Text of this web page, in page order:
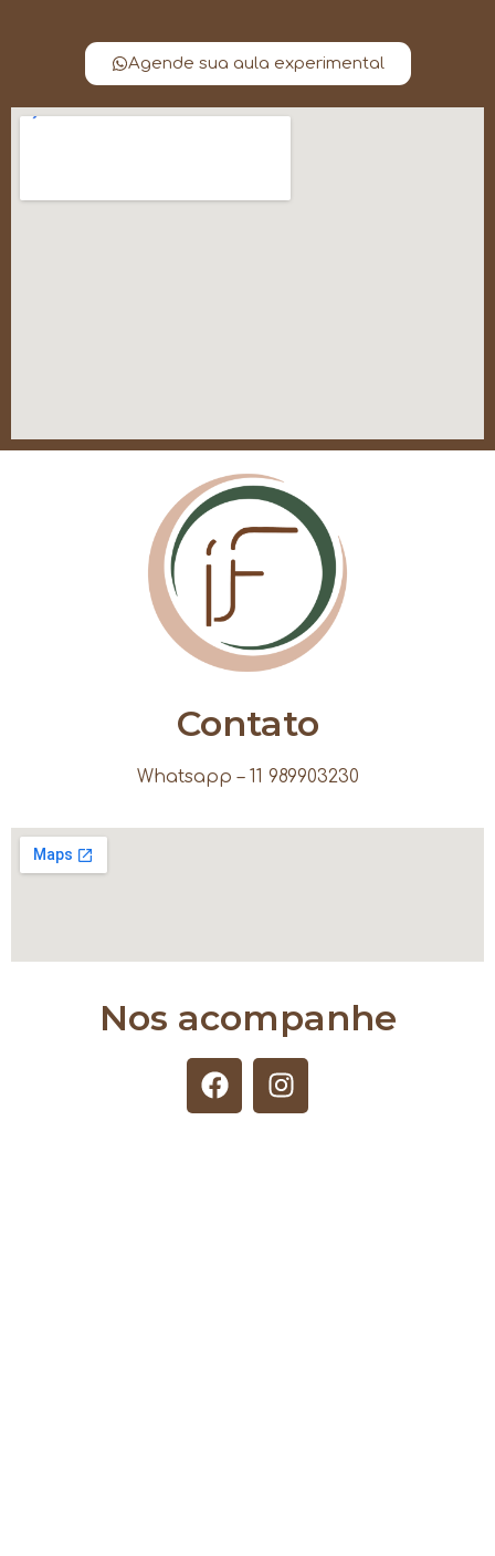
Agende sua aula experimental
Contato
Whatsapp – 11 989903230
Nos acompanhe